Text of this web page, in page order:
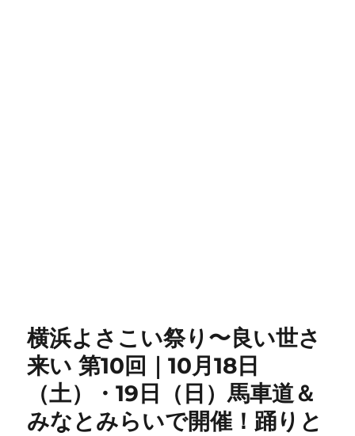
横浜よさこい祭り〜良い世さ
来い 第10回｜10月18日
（土）・19日（日）馬車道＆
みなとみらいで開催！踊りと